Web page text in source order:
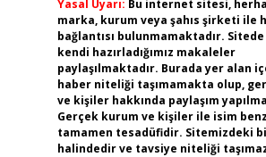
Yasal Uyarı: Bu internet sitesi,
marka, kurum veya şahıs şirketi ile
bağlantısı bulunmamaktadır. Sitede
kendi hazırladığımız makaleler
paylaşılmaktadır. Burada yer alan
haber niteliği taşımamakta olup,
ve kişiler hakkında paylaşım
Gerçek kurum ve kişiler ile isim
tamamen tesadüfidir. Sitemizdeki
halindedir ve tavsiye niteliği